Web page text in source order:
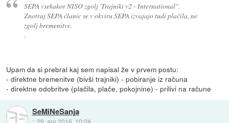
SEPA vsekakor NISO zgolj 'Trajniki v2 - International".
Znotraj SEPA članic se v okviru SEPA izvajajo tudi plačila, ne
zgolj bremenitve.
.
Upam da si prebral kaj sem napisal že v prvem postu:
- direktne bremenitve (bivši trajniki) - pobiranje iz računa
- direktne odobritve (plačila, plače, pokojnine) - prilivi na račune
SeMiNeSanja
::29. apr 2016, 10:24